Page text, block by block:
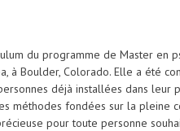
du programme de Master en
à Boulder, Colorado. Elle a été
déjà installées dans leur
méthodes fondées sur la pleine
pour toute personne